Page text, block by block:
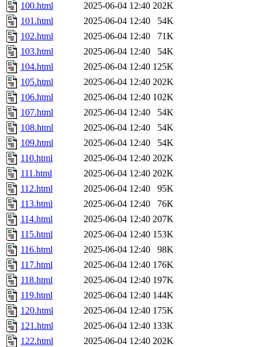
100.html
2025-06-04 12:40 202K
101.html
2025-06-04 12:40
54K
102.html
2025-06-04 12:40
71K
103.html
2025-06-04 12:40
54K
104.html
2025-06-04 12:40 125K
105.html
2025-06-04 12:40 202K
106.html
2025-06-04 12:40 102K
107.html
2025-06-04 12:40
54K
108.html
2025-06-04 12:40
54K
109.html
2025-06-04 12:40
54K
110.html
2025-06-04 12:40 202K
111.html
2025-06-04 12:40 202K
112.html
2025-06-04 12:40
95K
113.html
2025-06-04 12:40
76K
114.html
2025-06-04 12:40 207K
115.html
2025-06-04 12:40 153K
116.html
2025-06-04 12:40
98K
117.html
2025-06-04 12:40 176K
118.html
2025-06-04 12:40 197K
119.html
2025-06-04 12:40 144K
120.html
2025-06-04 12:40 175K
121.html
2025-06-04 12:40 133K
122.html
2025-06-04 12:40 202K